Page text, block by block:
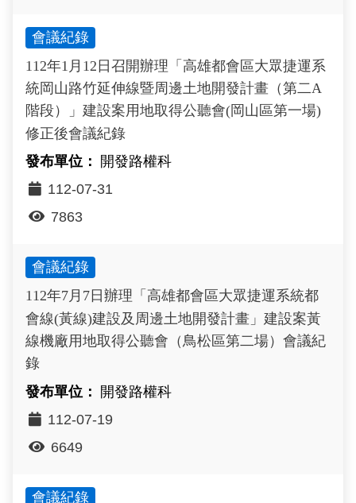
會議紀錄
112年1月12日召開辦理「高雄都會區大眾捷運系
統岡山路竹延伸線暨周邊土地開發計畫（第二A
階段）」建設案用地取得公聽會(岡山區第一場)
修正後會議紀錄
開發路權科
112-07-31
7863
會議紀錄
112年7月7日辦理「高雄都會區大眾捷運系統都
會線(黃線)建設及周邊土地開發計畫」建設案黃
線機廠用地取得公聽會（鳥松區第二場）會議紀
錄
開發路權科
112-07-19
6649
會議紀錄